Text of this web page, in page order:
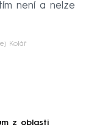
není a nelze
Kolář
z oblasti